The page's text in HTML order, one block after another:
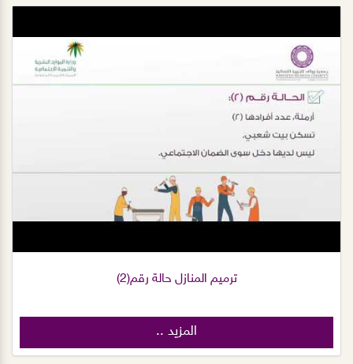
ترميم المنازل حالة رقم(2)
المزيد ..